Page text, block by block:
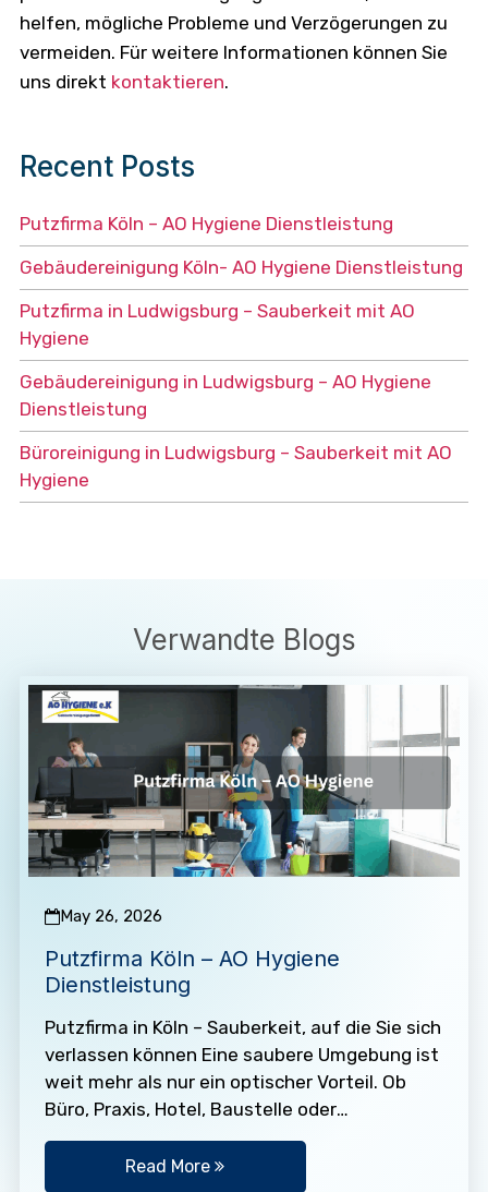
helfen, mögliche Probleme und Verzögerungen zu
vermeiden. Für weitere Informationen können Sie
uns direkt kontaktieren.
Recent Posts
Putzfirma Köln – AO Hygiene Dienstleistung
Gebäudereinigung Köln- AO Hygiene Dienstleistung
Putzfirma in Ludwigsburg – Sauberkeit mit AO
Hygiene
Gebäudereinigung in Ludwigsburg – AO Hygiene
Dienstleistung
Büroreinigung in Ludwigsburg – Sauberkeit mit AO
Hygiene
Verwandte Blogs
May 26, 2026
Putzfirma Köln – AO Hygiene
Dienstleistung
Putzfirma in Köln – Sauberkeit, auf die Sie sich
verlassen können Eine saubere Umgebung ist
weit mehr als nur ein optischer Vorteil. Ob
Büro, Praxis, Hotel, Baustelle oder
Privathaushalt –…
Read More